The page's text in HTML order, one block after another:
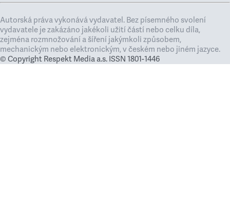
Autorská práva vykonává vydavatel. Bez písemného svolení
vydavatele je zakázáno jakékoli užití částí nebo celku díla,
zejména rozmnožování a šíření jakýmkoli způsobem,
mechanickým nebo elektronickým, v českém nebo jiném jazyce.
© Copyright Respekt Media a.s. ISSN 1801-1446